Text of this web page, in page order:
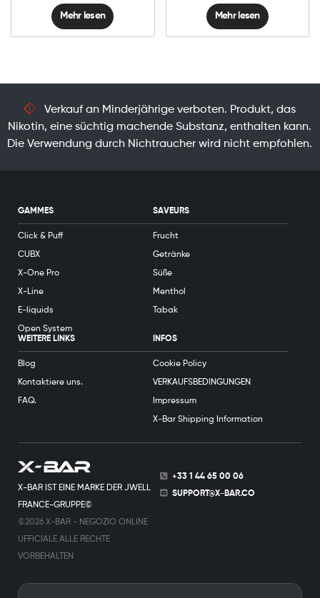
Mehr lesen Mehr lesen
Verkauf an Minderjährige verboten. Produkt, das
Nikotin, eine süchtig machende Substanz, enthalten kann.
Die Verwendung durch Nichtraucher wird nicht empfohlen.
X-BAR IST EINE MARKE DER JWELL
FRANCE-GRUPPE©
©2026 X-BAR - NEGOZIO ONLINE
UFFICIALE ALLE RECHTE
VORBEHALTEN
+33 1 44 65 00 06
SUPPORT@X-BAR.CO
GAMMES
Click & Puff
CUBX
X-One Pro
X-Line
E-liquids
Open System
SAVEURS
Frucht
Getränke
Süße
Menthol
Tabak
WEITERE LINKS
Blog
Kontaktiere uns.
FAQ.
INFOS
Cookie Policy
VERKAUFSBEDINGUNGEN
Impressum
X-Bar Shipping Information